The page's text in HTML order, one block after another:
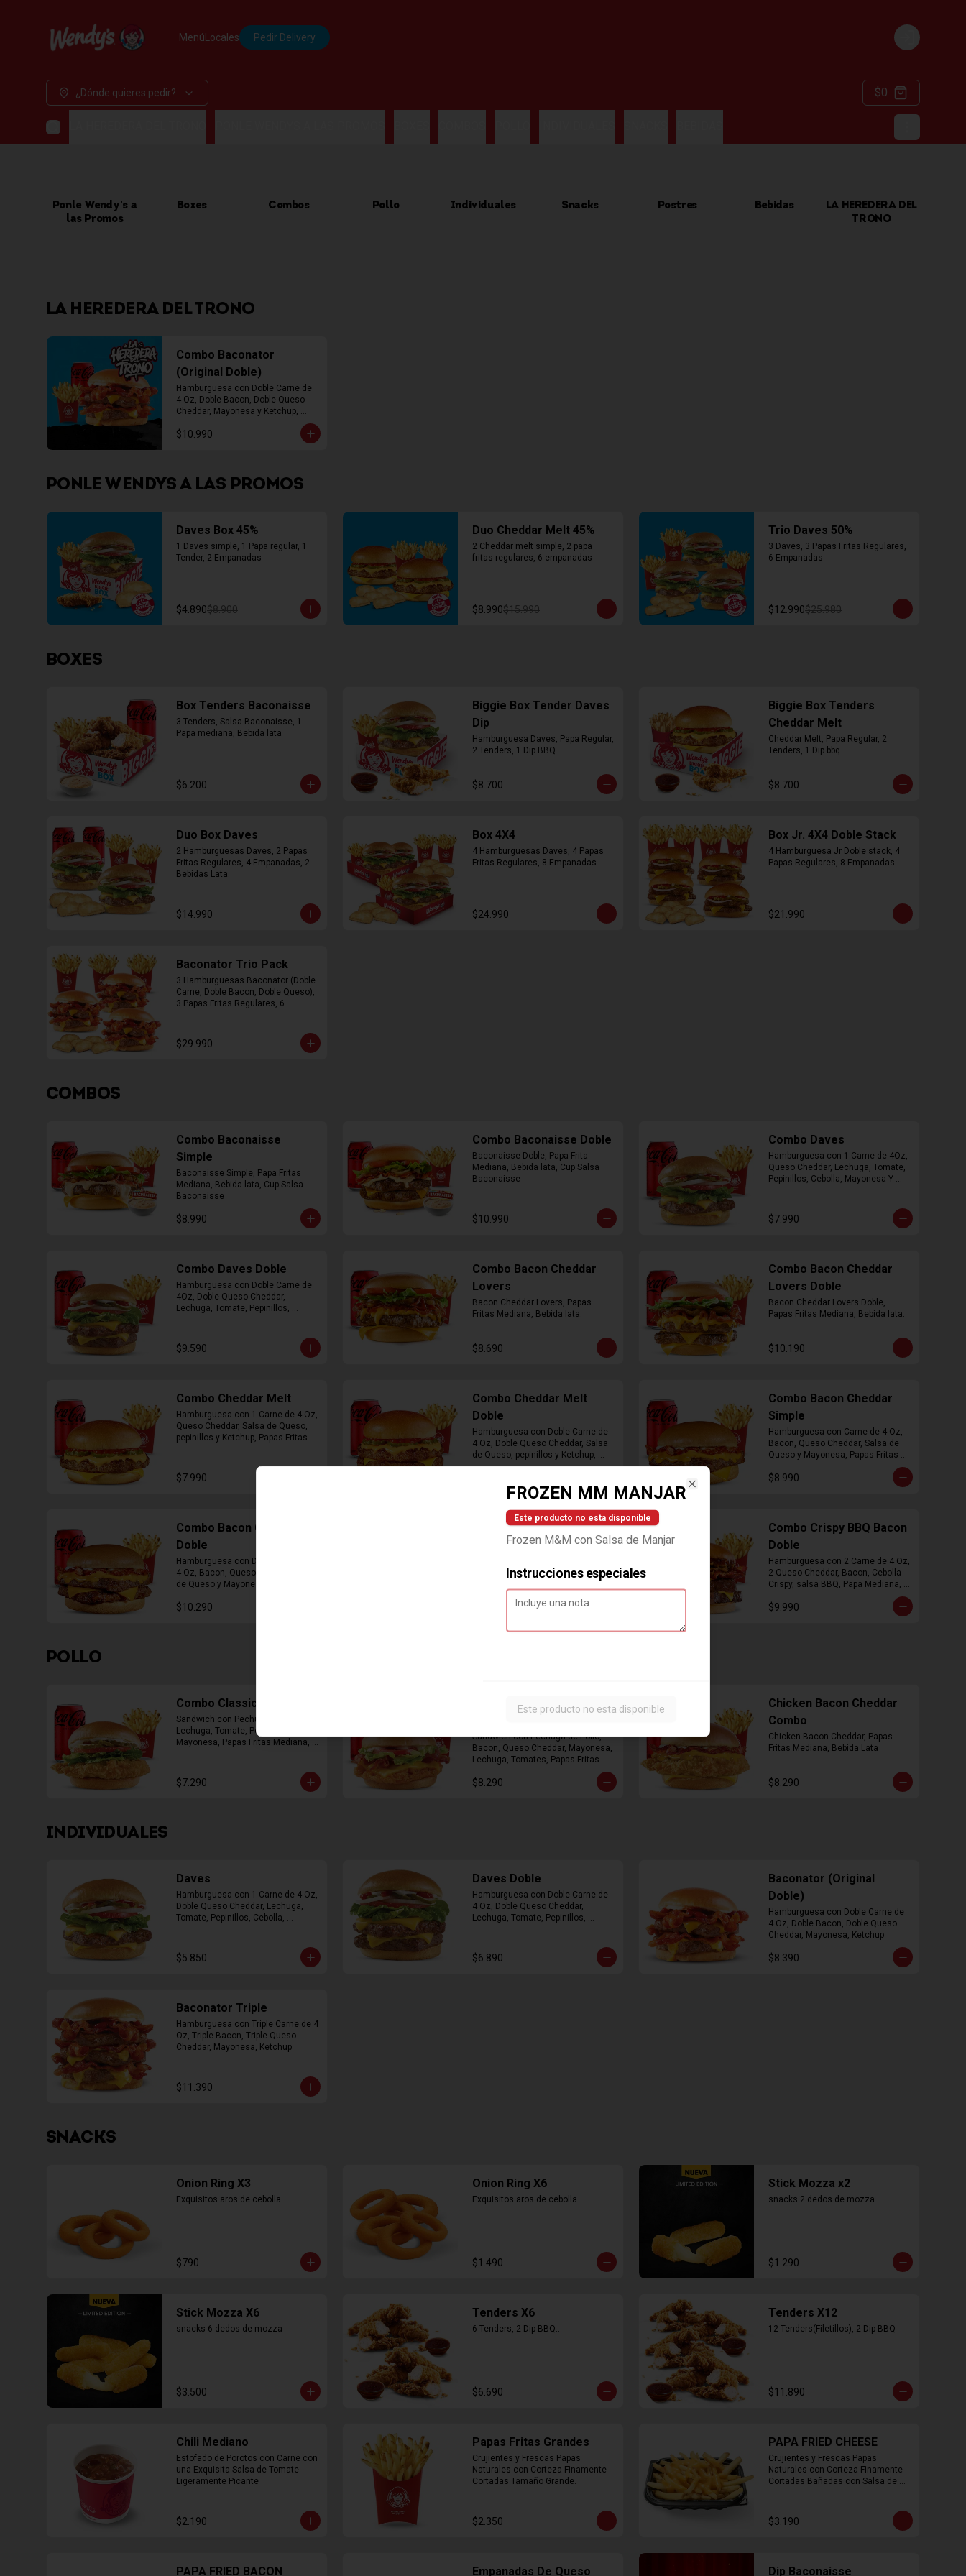
Menú Locales Pedir Delivery
Login
¿Dónde quieres pedir? $0
Ponle Wendy's a
las Promos
Boxes Combos Pollo Individuales Snacks Postres Bebidas
LA HEREDERA DEL
TRONO
LA HEREDERA DEL TRONO
Combo Baconator
(Original Doble)
Hamburguesa con Doble Carne de
4 Oz, Doble Bacon, Doble Queso
Cheddar, Mayonesa y Ketchup,
Papas Fritas Mediana, Bebida Lata
$10.990
PONLE WENDYS A LAS PROMOS
Daves Box 45%
1 Daves simple, 1 Papa regular, 1
Tender, 2 Empanadas
$4.890$8.900
Duo Cheddar Melt 45%
2 Cheddar melt simple, 2 papa
fritas regulares, 6 empanadas
$8.990$15.990
Trio Daves 50%
3 Daves, 3 Papas Fritas Regulares,
6 Empanadas
$12.990$25.980
BOXES
Box Tenders Baconaisse
3 Tenders, Salsa Baconaisse, 1
Papa mediana, Bebida lata
$6.200
Biggie Box Tender Daves
Dip
Hamburguesa Daves, Papa Regular,
2 Tenders, 1 Dip BBQ
$8.700
Biggie Box Tenders
Cheddar Melt
Cheddar Melt, Papa Regular, 2
Tenders, 1 Dip bbq
$8.700
Duo Box Daves
2 Hamburguesas Daves, 2 Papas
Fritas Regulares, 4 Empanadas, 2
Bebidas Lata.
$14.990
Box 4X4
4 Hamburguesas Daves, 4 Papas
Fritas Regulares, 8 Empanadas
$24.990
Box Jr. 4X4 Doble Stack
4 Hamburguesa Jr Doble stack, 4
Papas Regulares, 8 Empanadas
$21.990
Baconator Trio Pack
3 Hamburguesas Baconator (Doble
Carne, Doble Bacon, Doble Queso),
3 Papas Fritas Regulares, 6
$29.990
COMBOS
Combo Baconaisse
Simple
Baconaisse Simple, Papa Fritas
Mediana, Bebida lata, Cup Salsa
Baconaisse
$8.990
Combo Baconaisse Doble
Baconaisse Doble, Papa Frita
Mediana, Bebida lata, Cup Salsa
Baconaisse
$10.990
Combo Daves
Hamburguesa con 1 Carne de 4Oz,
Queso Cheddar, Lechuga, Tomate,
Pepinillos, Cebolla, Mayonesa Y
$7.990
Combo Daves Doble
Hamburguesa con Doble Carne de
4Oz, Doble Queso Cheddar,
Lechuga, Tomate, Pepinillos,
$9.590
Combo Bacon Cheddar
Lovers
Bacon Cheddar Lovers, Papas
Fritas Mediana, Bebida lata.
$8.690
Combo Bacon Cheddar
Lovers Doble
Bacon Cheddar Lovers Doble,
Papas Fritas Mediana, Bebida lata.
$10.190
Combo Cheddar Melt
Hamburguesa con 1 Carne de 4 Oz,
Queso Cheddar, Salsa de Queso,
pepinillos y Ketchup, Papas Fritas
$7.990
Combo Cheddar Melt
Doble
Hamburguesa con Doble Carne de
4 Oz, Doble Queso Cheddar, Salsa
de Queso, pepinillos y Ketchup,
Papas Fritas Mediana, Bebida Lata
Combo Bacon Cheddar
Simple
Hamburguesa con Carne de 4 Oz,
Bacon, Queso Cheddar, Salsa de
Queso y Mayonesa, Papas Fritas
$8.990
Combo Bacon Cheddar
Doble
Hamburguesa con Doble Carne de
4 Oz, Bacon, Queso Cheddar, Salsa
de Queso y Mayonesa, Papas Fritas
$10.290
Combo Crispy BBQ Bacon
Hamburguesa con 1 Carne de 4 Oz,
Crispy, Salsa BBQ, Papa Fritas
Mediana, Bebida en Lata
Combo Crispy BBQ Bacon
Doble
Hamburguesa con 2 Carne de 4 Oz,
2 Queso Cheddar, Bacon, Cebolla
Crispy, salsa BBQ, Papa Mediana,
$9.990
POLLO
Combo Classic Chicken
Sandwich con Pechuga Apanada,
Lechuga, Tomate, Pepinillos y
Mayonesa, Papas Fritas Mediana,
$7.290
Combo Classic Chicken
Sandwich con Pechuga de Pollo,
Bacon, Queso Cheddar, Mayonesa,
Lechuga, Tomates, Papas Fritas
$8.290
Chicken Bacon Cheddar
Combo
Chicken Bacon Cheddar, Papas
Fritas Mediana, Bebida Lata
$8.290
INDIVIDUALES
Daves
Hamburguesa con 1 Carne de 4 Oz,
Doble Queso Cheddar, Lechuga,
Tomate, Pepinillos, Cebolla,
$5.850
Daves Doble
Hamburguesa con Doble Carne de
4 Oz, Doble Queso Cheddar,
Lechuga, Tomate, Pepinillos,
$6.890
Baconator (Original
Doble)
Hamburguesa con Doble Carne de
4 Oz, Doble Bacon, Doble Queso
Cheddar, Mayonesa, Ketchup
$8.390
Baconator Triple
Hamburguesa con Triple Carne de 4
Oz, Triple Bacon, Triple Queso
Cheddar, Mayonesa, Ketchup
$11.390
SNACKS
Onion Ring X3
Exquisitos aros de cebolla
$790
Onion Ring X6
Exquisitos aros de cebolla
$1.490
Stick Mozza x2
snacks 2 dedos de mozza
$1.290
Stick Mozza X6
snacks 6 dedos de mozza
$3.500
Tenders X6
6 Tenders, 2 Dip BBQ..
$6.690
Tenders X12
12 Tenders(Filetillos), 2 Dip BBQ
$11.890
Chili Mediano
Estofado de Porotos con Carne con
una Exquisita Salsa de Tomate
Ligeramente Picante
$2.190
Papas Fritas Grandes
Crujientes y Frescas Papas
Naturales con Corteza Finamente
Cortadas Tamaño Grande.
$2.350
PAPA FRIED CHEESE
Crujientes y Frescas Papas
Naturales con Corteza Finamente
Cortadas Bañadas con Salsa de
$3.190
PAPA FRIED BACON Empanadas De Queso Dip Baconaisse
FROZEN MM MANJAR
Este producto no esta disponible
Frozen M&M con Salsa de Manjar
Instrucciones especiales
Este producto no esta disponible